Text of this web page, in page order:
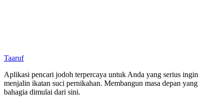
Taaruf
Aplikasi pencari jodoh terpercaya untuk Anda yang serius ingin
menjalin ikatan suci pernikahan. Membangun masa depan yang
bahagia dimulai dari sini.